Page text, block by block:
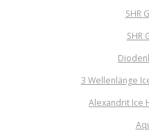
SHR
SHR
3 Wellenlänge
Alexandrit Ice